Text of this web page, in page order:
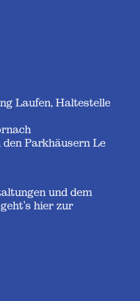
Laufen, Haltestelle
Parkhäusern Le
und dem
hier zur